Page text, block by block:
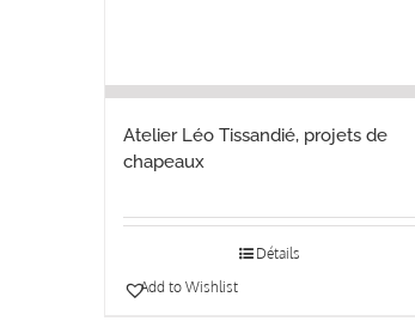
Atelier Léo Tissandié, projets de
chapeaux
Détails
Add to Wishlist